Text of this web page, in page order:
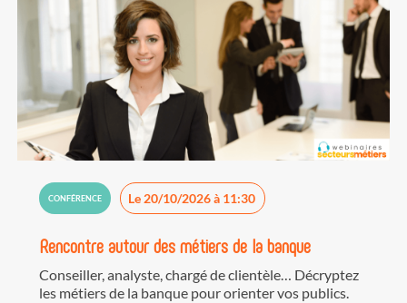
CONFÉRENCE Le 20/10/2026 à 11:30
Rencontre autour des métiers de la banque
Conseiller, analyste, chargé de clientèle… Décryptez
les métiers de la banque pour orienter vos publics.